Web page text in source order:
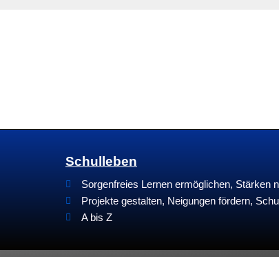
Schulleben
Sorgenfreies Lernen ermöglichen, Stärken
Projekte gestalten, Neigungen fördern,
A bis Z